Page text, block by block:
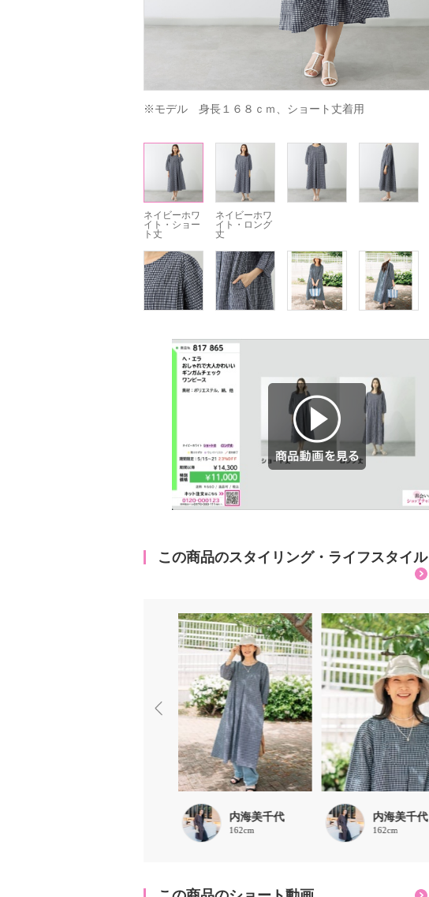
※モデル　身長１６８ｃｍ、ショート丈着用
ネイビーホワ
イト・ショー
ト丈
ネイビーホワ
イト・ロング
丈
この商品のスタイリング・ライフスタイル
内海美千代
162cm
内海美千代
162cm